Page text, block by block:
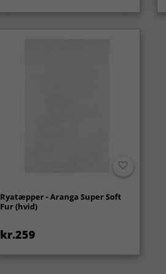
Ryatæpper - Aranga Super Soft
Fur (hvid)
kr.259